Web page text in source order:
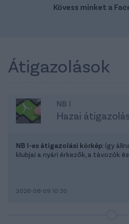
Kövess minket a
Átigazolások
NB I
Hazai
NB I-es átigazolási körkép: így
klubjai a nyári érkezők, a távozók
2026-08-09 10:30